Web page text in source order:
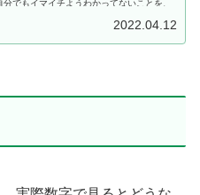
でもイマイチようわかってないことを、
2022.04.12